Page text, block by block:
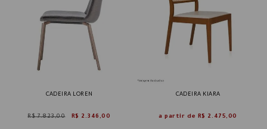
CADEIRA LOREN
R$ 7.823,00 R$ 2.346,00
CADEIRA KIARA
a partir de R$ 2.475,00